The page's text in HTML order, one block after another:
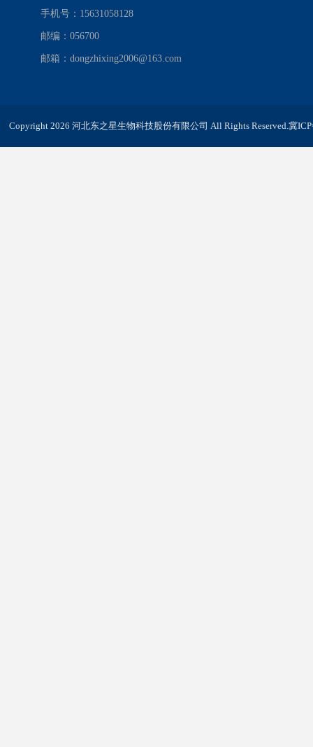
手机号：15631058128
邮编：056700
邮箱：dongzhixing2006@163.com
Copyright 2026 河北东之星生物科技股份有限公司 All Rights Reserved.冀